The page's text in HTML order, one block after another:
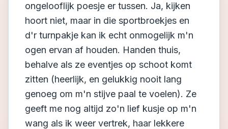
ongelooflijk poesje er tussen. Ja, kijken
hoort niet, maar in die sportbroekjes en
d'r turnpakje kan ik echt onmogelijk m'n
ogen ervan af houden. Handen thuis,
behalve als ze eventjes op schoot komt
zitten (heerlijk, en gelukkig nooit lang
genoeg om m'n stijve paal te voelen). Ze
geeft me nog altijd zo'n lief kusje op m'n
wang als ik weer vertrek, haar lekkere